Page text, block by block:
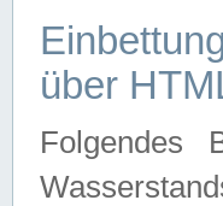
über
Folgendes